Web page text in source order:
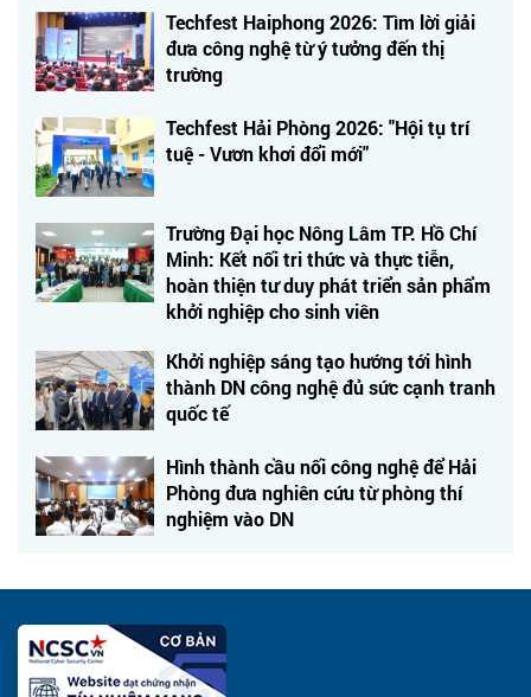
Techfest Haiphong 2026: Tìm lời giải
đưa công nghệ từ ý tưởng đến thị
trường
Techfest Hải Phòng 2026: "Hội tụ trí
tuệ - Vươn khơi đổi mới"
Trường Đại học Nông Lâm TP. Hồ Chí
Minh: Kết nối tri thức và thực tiễn,
hoàn thiện tư duy phát triển sản phẩm
khởi nghiệp cho sinh viên
Khởi nghiệp sáng tạo hướng tới hình
thành DN công nghệ đủ sức cạnh tranh
quốc tế
Hình thành cầu nối công nghệ để Hải
Phòng đưa nghiên cứu từ phòng thí
nghiệm vào DN